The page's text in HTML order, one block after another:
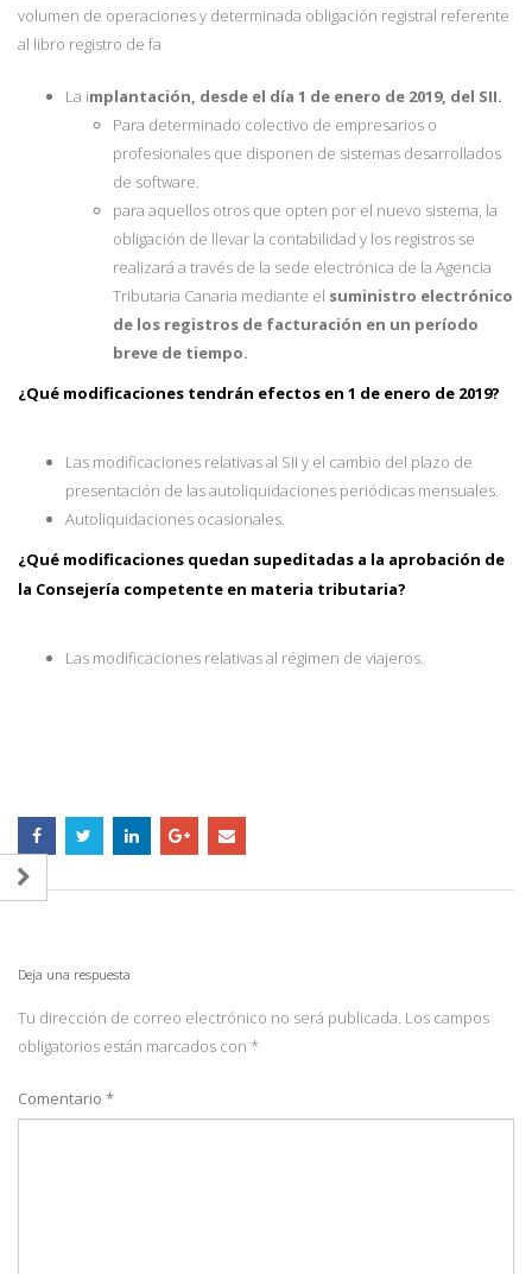
volumen de operaciones y determinada obligación registral referente
al libro registro de fa
La implantación, desde el día 1 de enero de 2019, del SII.
Para determinado colectivo de empresarios o
profesionales que disponen de sistemas desarrollados
de software.
para aquellos otros que opten por el nuevo sistema, la
obligación de llevar la contabilidad y los registros se
realizará a través de la sede electrónica de la Agencia
Tributaria Canaria mediante el suministro electrónico
de los registros de facturación en un período
breve de tiempo.
¿Qué modificaciones tendrán efectos en 1 de enero de 2019?
Las modificaciones relativas al SII y el cambio del plazo de
presentación de las autoliquidaciones periódicas mensuales.
Autoliquidaciones ocasionales.
¿Qué modificaciones quedan supeditadas a la aprobación de
la Consejería competente en materia tributaria?
Las modificaciones relativas al régimen de viajeros.
Deja una respuesta
Tu dirección de correo electrónico no será publicada. Los campos
obligatorios están marcados con *
Comentario *